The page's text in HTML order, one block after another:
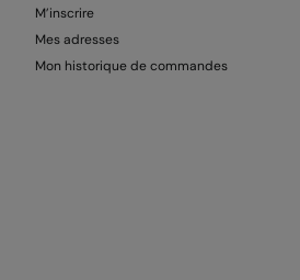
M’inscrire
Mes adresses
Mon historique de commandes